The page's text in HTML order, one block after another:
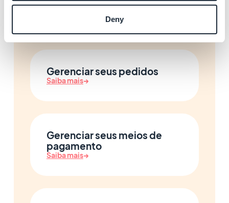
Deny
Gerenciar seus clientes
Gerenciar seus pedidos
Saiba mais→
Gerenciar seus meios de
pagamento
Saiba mais→